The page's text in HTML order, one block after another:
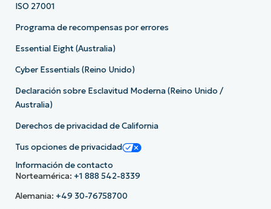
ISO 27001
Programa de recompensas por errores
Essential Eight (Australia)
Cyber Essentials (Reino Unido)
Declaración sobre Esclavitud Moderna (Reino Unido /
Australia)
Derechos de privacidad de California
Tus opciones de privacidad
Información de contacto
Norteamérica: +1 888 542-8339
Alemania: +49 30-76758700